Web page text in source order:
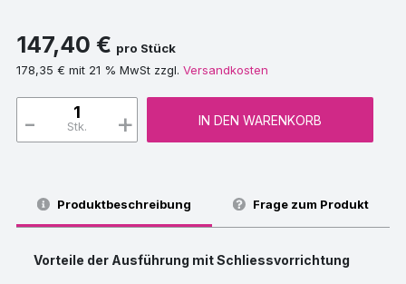
147,40 € pro Stück
178,35 € mit 21 % MwSt zzgl. Versandkosten
Stk. +
- IN DEN WARENKORB
Produktbeschreibung Frage zum Produkt
Vorteile der Ausführung mit Schliessvorrichtung